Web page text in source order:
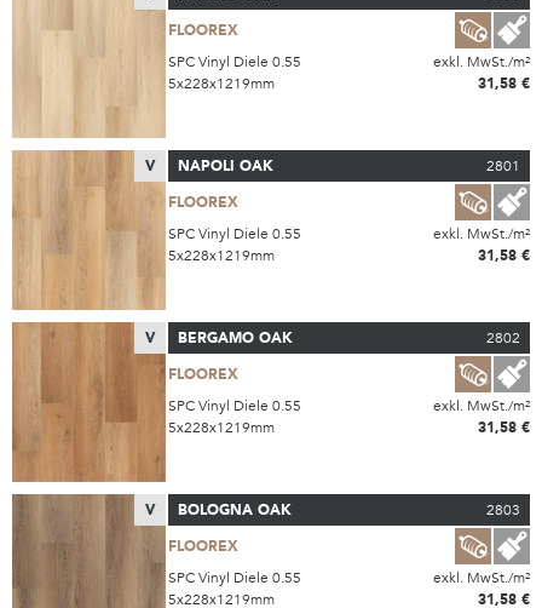
FLOOREX
SPC Vinyl Diele 0.55
exkl. MwSt./m²
5x228x1219mm
31,58 €
V NAPOLI OAK
2801
FLOOREX
SPC Vinyl Diele 0.55
exkl. MwSt./m²
5x228x1219mm
31,58 €
V BERGAMO OAK
2802
FLOOREX
SPC Vinyl Diele 0.55
exkl. MwSt./m²
5x228x1219mm
31,58 €
V BOLOGNA OAK
2803
FLOOREX
SPC Vinyl Diele 0.55
exkl. MwSt./m²
5x228x1219mm
31,58 €